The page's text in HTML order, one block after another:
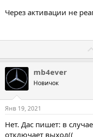
Через активации не
mb4ever
Новичок
Янв 19, 2021
Нет. Дас пишет: в
отключает выход((